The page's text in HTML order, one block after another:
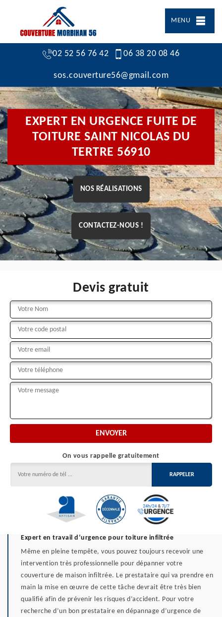
MENU
02 52 56 76 42 06 38 20 08 46
sos.couverture56@gmail.com
EXPERT EN URGENCE FUITE DE
TOITURE SAINT NICOLAS DU
TERTRE 56910
NOS RÉALISATIONS
CONTACTEZ-NOUS !
Devis gratuit
On vous rappelle gratuitement
Expert en travail d’urgence pour toiture infiltrée
Même en pleine tempête, vous pouvez toujours recevoir une
intervention très professionnelle pour dépanner votre
couverture de maison infiltrée. Le prestataire qui va prendre en
main la mise en œuvre de cette tâche devrait être très bien
qualifié afin de prévenir les risques d’accident. Pour votre
recherche d’un bon prestataire en dépannage d’urgence de